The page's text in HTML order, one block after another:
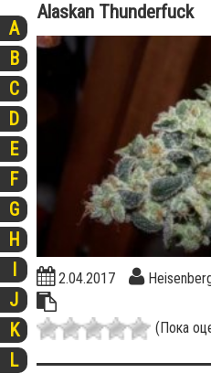
A
B
C
D
E
F
G
H
I
J
K
L
Alaskan Thunderfuck
2.04.2017
(Пока